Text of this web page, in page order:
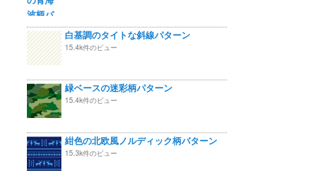
白基調のタイトな斜線パターン
15.4k件のビュー
緑ベースの迷彩柄パターン
15.4k件のビュー
紺色の北欧風ノルディック柄パターン
15.3k件のビュー